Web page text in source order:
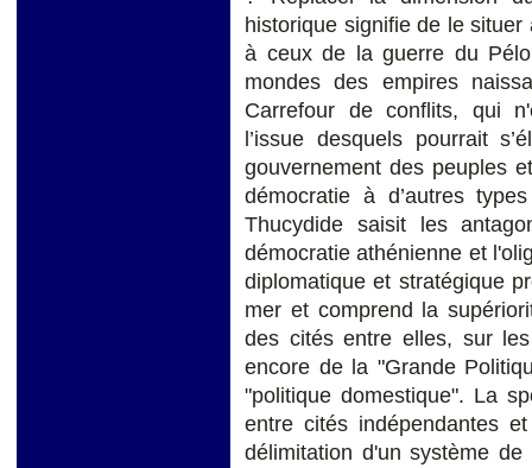
historique signifie de le
à ceux de la guerre du
mondes des empires
Carrefour de conflits, qui
l’issue desquels pourrait
gouvernement des peuples
démocratie à d’autres
Thucydide saisit les
démocratie athénienne et
diplomatique et stratégique
mer et comprend la
des cités entre elles, sur
encore de la "Grande
"politique domestique". La
entre cités indépendantes
délimitation d'un système